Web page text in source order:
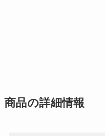
商品の詳細情報